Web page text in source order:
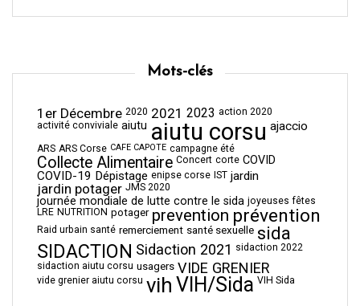
Mots-clés
1er Décembre 2020 2021 2023 action 2020
activité conviviale aiutu aiutu corsu ajaccio
ARS ARS Corse CAFE CAPOTE campagne été
Collecte Alimentaire Concert corte COVID
COVID-19 Dépistage enipse corse IST jardin
jardin potager JMS 2020
journée mondiale de lutte contre le sida joyeuses fêtes
LRE NUTRITION potager prevention prévention
Raid urbain santé remerciement santé sexuelle sida
SIDACTION Sidaction 2021 sidaction 2022
sidaction aiutu corsu usagers VIDE GRENIER
vide grenier aiutu corsu vih VIH/Sida VIH Sida